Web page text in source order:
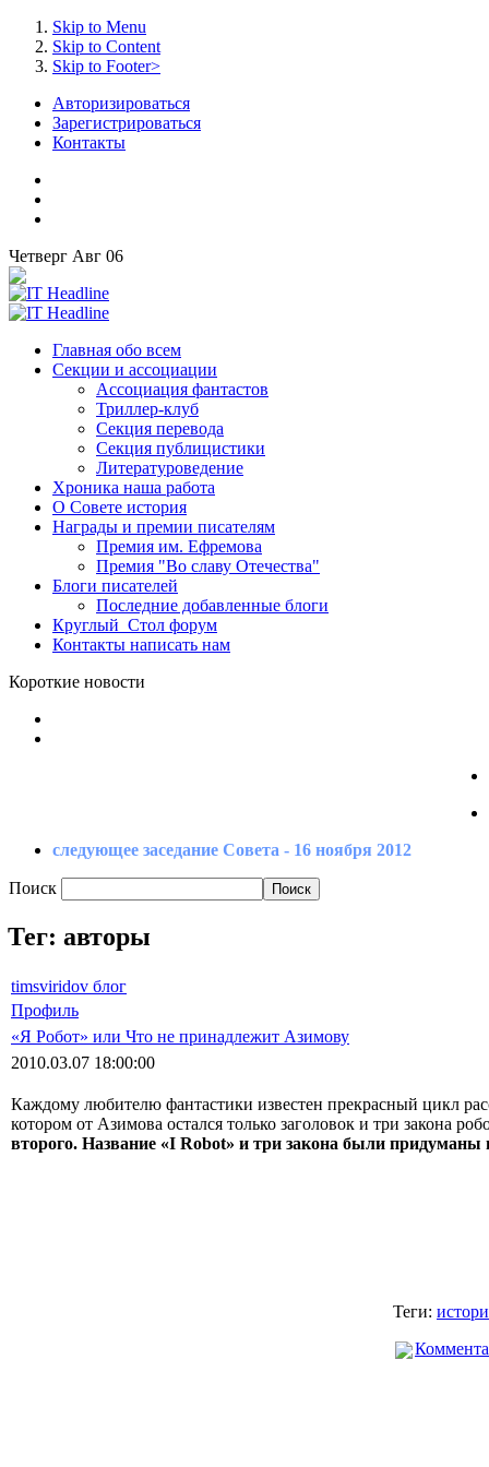
Skip to Menu
Skip to Content
Skip to Footer>
Авторизироваться
Зарегистрироваться
Контакты
Четверг Авг 06
Главная обо всем
Секции и ассоциации
Ассоциация фантастов
Триллер-клуб
Секция перевода
Секция публицистики
Литературоведение
Хроника наша работа
О Совете история
Награды и премии писателям
Премия им. Ефремова
Премия "Во славу Отечества"
Блоги писателей
Последние добавленные блоги
Круглый_Стол форум
Контакты написать нам
Короткие новости
следующее заседание Совета - 16 ноября 2012
Поиск
Тег: авторы
timsviridov блог
Профиль
«Я Робот» или Что не принадлежит Азимову
2010.03.07 18:00:00
Каждому любителю фантастики известен прекрасный цикл
котором от Азимова остался только заголовок и три закона
второго. Название «I Robot» и три закона были придуманы
Теги: